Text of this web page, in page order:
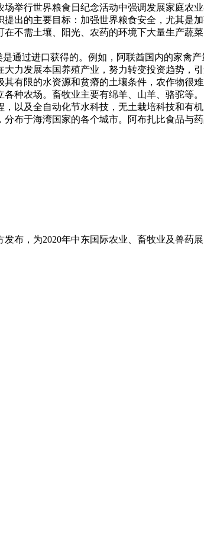
举行世界粮食日纪念活动中强调发展家庭农
出的主要目标：加强世界粮食安全，尤其是
不需土壤、阳光、农药的环境下大量生产蔬
通过进口获得的。例如，阿联酋国内的家禽
力发展本国养殖产业，努力转变投资趋势，
有限的水资源和贫瘠的土壤条件，农作物很
种农场。畜牧业主要有绵羊、山羊、骆驼等。
以及全自动化节水科技，无土栽培科技和有
布于海湾国家的各个城市。阿布扎比食品与
布，为2020年中东国际农业、畜牧业及兽